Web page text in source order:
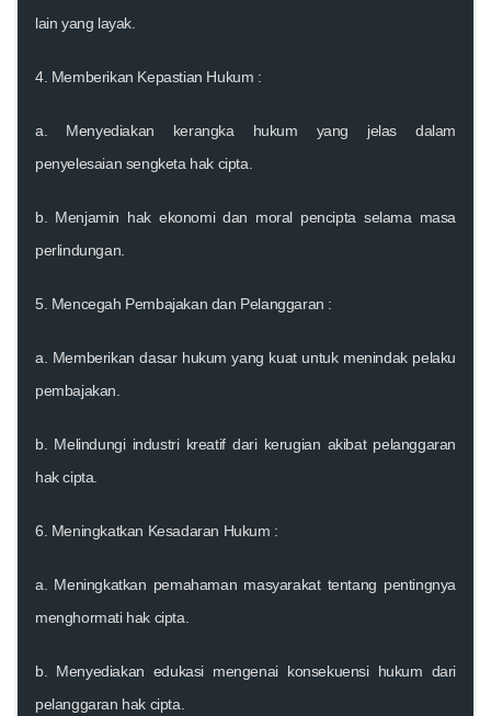
lain yang layak.
4. Memberikan Kepastian Hukum :
a. Menyediakan kerangka hukum yang jelas dalam
penyelesaian sengketa hak cipta.
b. Menjamin hak ekonomi dan moral pencipta selama masa
perlindungan.
5. Mencegah Pembajakan dan Pelanggaran :
a. Memberikan dasar hukum yang kuat untuk menindak pelaku
pembajakan.
b. Melindungi industri kreatif dari kerugian akibat pelanggaran
hak cipta.
6. Meningkatkan Kesadaran Hukum :
a. Meningkatkan pemahaman masyarakat tentang pentingnya
menghormati hak cipta.
b. Menyediakan edukasi mengenai konsekuensi hukum dari
pelanggaran hak cipta.